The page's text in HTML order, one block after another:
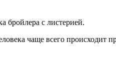
бройлера с листерией.
чаще всего происходит